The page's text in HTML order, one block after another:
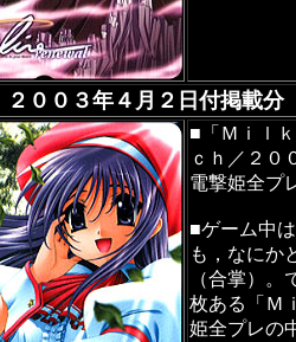
２００３年４月２日付掲載分
■「Ｍｉｌ
ｃｈ／２０
電撃姫全プ
■ゲーム中
も，なにか
（合掌）
枚ある「Ｍ
姫全プレの